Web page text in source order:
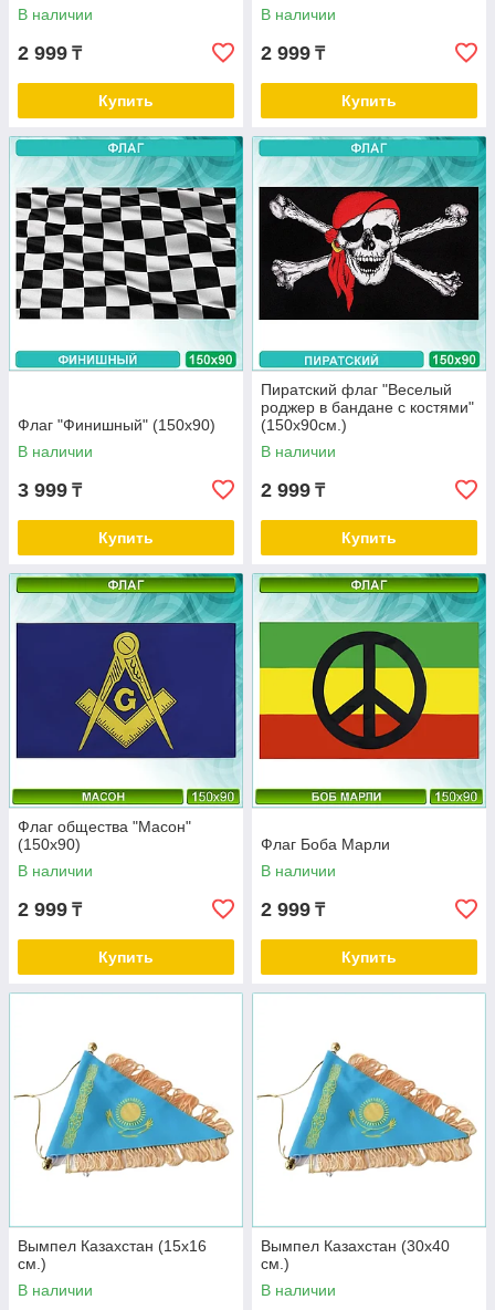
В наличии
2 999 ₸
Купить
В наличии
2 999 ₸
Купить
Флаг "Финишный" (150х90)
В наличии
3 999 ₸
Купить
Пиратский флаг "Веселый
роджер в бандане с костями"
(150х90см.)
В наличии
2 999 ₸
Купить
Флаг общества "Масон"
(150х90)
В наличии
2 999 ₸
Купить
Флаг Боба Марли
В наличии
2 999 ₸
Купить
Вымпел Казахстан (15х16
см.)
В наличии
Вымпел Казахстан (30х40
см.)
В наличии